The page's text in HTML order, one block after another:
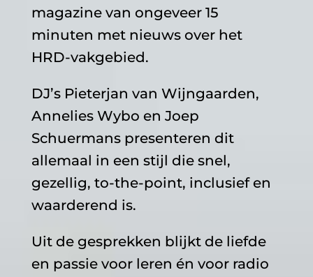
magazine van ongeveer 15
minuten met nieuws over het
HRD-vakgebied.
DJ’s Pieterjan van Wijngaarden,
Annelies Wybo en Joep
Schuermans presenteren dit
allemaal in een stijl die snel,
gezellig, to-the-point, inclusief en
waarderend is.
Uit de gesprekken blijkt de liefde
en passie voor leren én voor radio